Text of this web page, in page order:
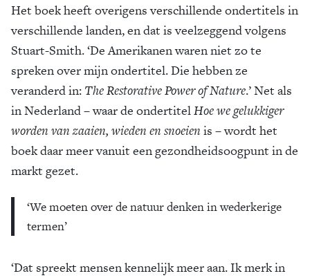
Het boek heeft overigens verschillende ondertitels in
verschillende landen, en dat is veelzeggend volgens
Stuart-Smith. ‘De Amerikanen waren niet zo te
spreken over mijn ondertitel. Die hebben ze
veranderd in: The Restorative Power of Nature.’ Net als
in Nederland – waar de ondertitelHoe we gelukkiger
worden van zaaien, wieden en snoeien is – wordt het
boek daar meer vanuit een gezondheidsoogpunt in de
markt gezet.
‘We moeten over de natuur denken in wederkerige
termen’
‘Dat spreekt mensen kennelijk meer aan. Ik merk in